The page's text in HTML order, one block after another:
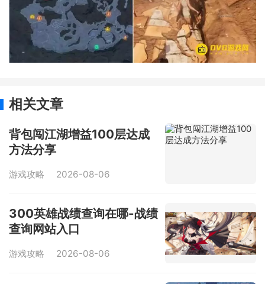
相关文章
背包闯江湖增益100层达成
方法分享
游戏攻略 2026-08-06
300英雄战绩查询在哪-战绩
查询网站入口
游戏攻略 2026-08-06